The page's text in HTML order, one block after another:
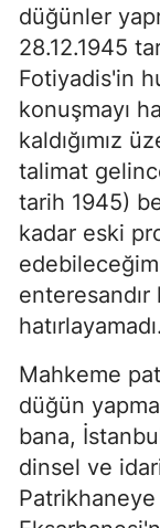
düğünler
28.12.1945
Fotiyadis'in
konuşmayı
kaldığımız
talimat
tarih 1945)
kadar eski
hatırlayamadı.
Mahkeme
düğün
bana,
dinsel ve